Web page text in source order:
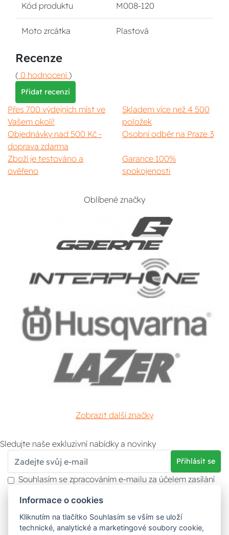
Kód produktu M008-120
Moto zrcátka Plastová
Recenze
( 0 hodnocení )
Přidat recenzi
Přes 700 výdejních míst ve
Vašem okolí!
Skladem více než 4 500
položek
Objednávky nad 500 Kč -
doprava zdarma
Osobní odběr na Praze 3
Zboží je testováno a
ověřeno
Garance 100%
spokojenosti
Oblíbené značky
Zobrazit další značky
Sledujte naše exkluzivní nabídky a novinky
Přihlásit se
Souhlasím se zpracováním e-mailu za účelem zasílání
Více informací naleznete v
údajů . Souhlas můžete kdykoliv odvolat.
Informace o cookies
Kliknutím na tlačítko Souhlasím se vším se uloží
technické, analytické a marketingové soubory cookie,